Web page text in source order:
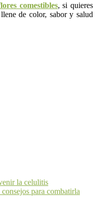
comestibles, si quieres
de color, sabor y salud
la celulitis
para combatirla